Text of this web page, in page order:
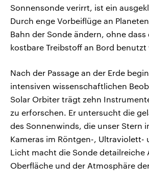
Sonnensonde verirrt, ist ein
Durch enge Vorbeiflüge an
Bahn der Sonde ändern, ohne
kostbare Treibstoff an Bord
Nach der Passage an der Erde
intensiven wissenschaftlichen
Solar Orbiter trägt zehn
zu erforschen. Er untersucht die
des Sonnenwinds, die unser Stern
Kameras im Röntgen-, Ultraviolett-
Licht macht die Sonde detailreiche
Oberfläche und der Atmosphäre